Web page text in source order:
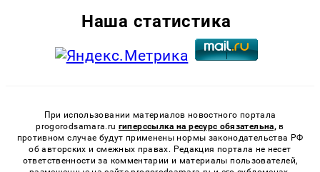
Наша статистика
При использовании материалов новостного портала
progorodsamara.ru гиперссылка на ресурс обязательна, в
противном случае будут применены нормы законодательства РФ
об авторских и смежных правах. Редакция портала не несет
ответственности за комментарии и материалы пользователей,